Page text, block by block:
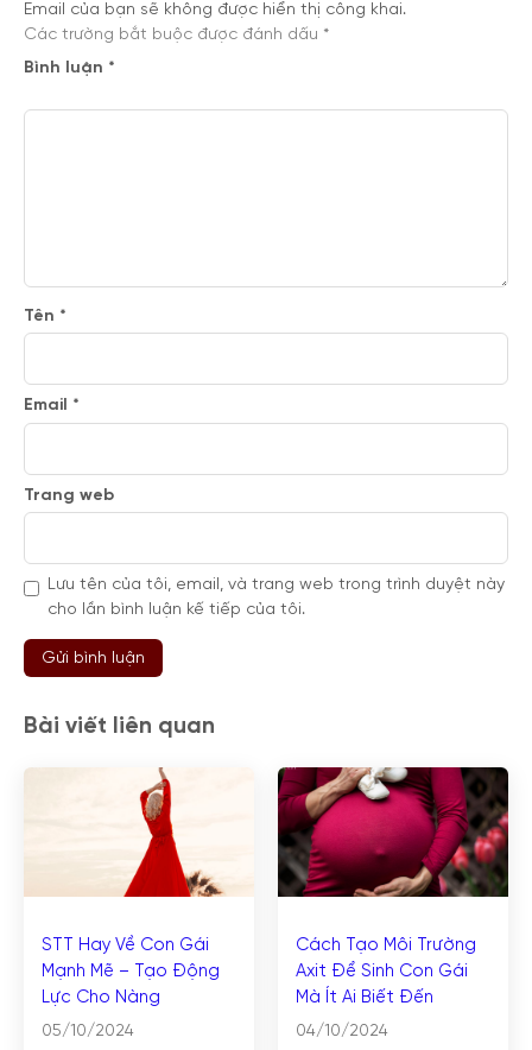
Email của bạn sẽ không được hiển thị công khai.
Các trường bắt buộc được đánh dấu *
Bình luận *
Tên *
Email *
Trang web
Lưu tên của tôi, email, và trang web trong trình duyệt này
cho lần bình luận kế tiếp của tôi.
Bài viết liên quan
STT Hay Về Con Gái
Mạnh Mẽ – Tạo Động
Lực Cho Nàng
05/10/2024
Cách Tạo Môi Trường
Axit Để Sinh Con Gái
Mà Ít Ai Biết Đến
04/10/2024